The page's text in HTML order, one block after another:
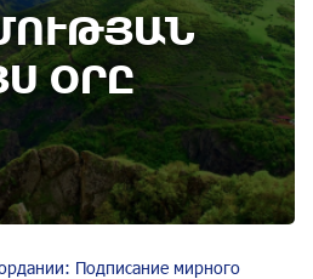
ՕՐԸ
удовлетворил иск ААЦ
Ованаванк
Подписание мирного